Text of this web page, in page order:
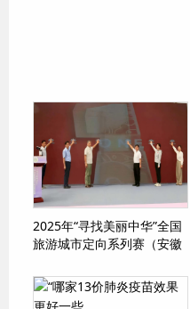
2025年“寻找美丽中华”全国
旅游城市定向系列赛（安徽
水韵举行